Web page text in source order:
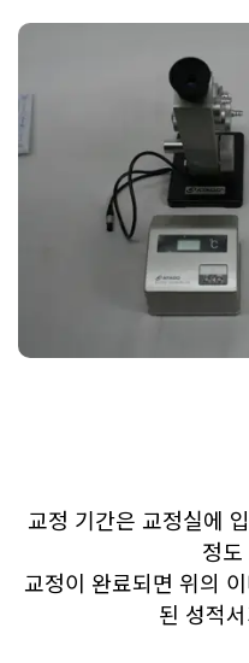
교정 기간은 교정실에
정
교정이 완료되면 위의
된 성적